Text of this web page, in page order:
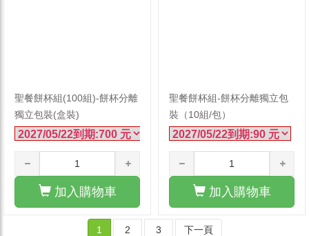
聖餐餅杯組(100組)-餅杯分離
獨立包裝(盒裝)
加入購物車
聖餐餅杯組-餅杯分離獨立包
裝（10組/包）
加入購物車
1 2 3 下一頁